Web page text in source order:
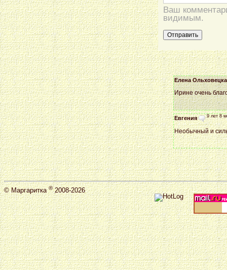
Ваш
видимым.
Елена
Ирине очень
Евгения 9 лет 8
Необычный и
©Маргаритка®2008-2026